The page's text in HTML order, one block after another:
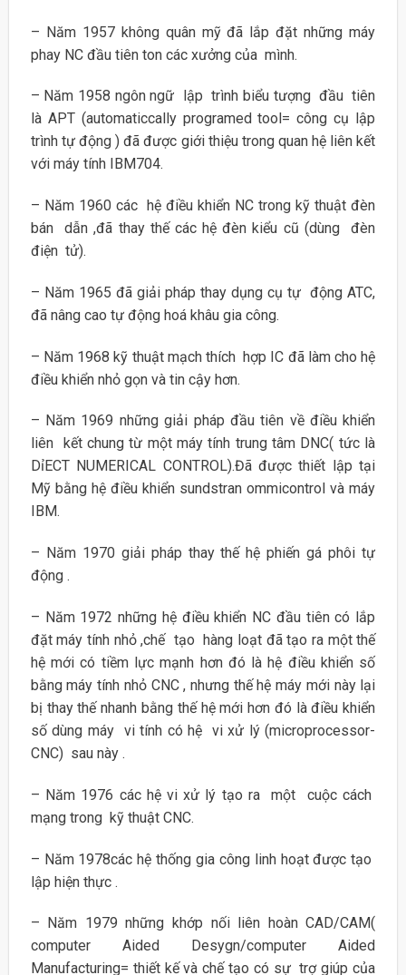
– Năm 1957 không quân mỹ đã lắp đặt những máy
phay NC đầu tiên ton các xưởng của mình.
– Năm 1958 ngôn ngữ lập trình biểu tượng đầu tiên
là APT (automaticcally programed tool= công cụ lập
trình tự động ) đã được giới thiệu trong quan hệ liên kết
với máy tính IBM704.
– Năm 1960 các hệ điều khiển NC trong kỹ thuật đèn
bán dẫn ,đã thay thế các hệ đèn kiểu cũ (dùng đèn
điện tử).
– Năm 1965 đã giải pháp thay dụng cụ tự động ATC,
đã nâng cao tự động hoá khâu gia công.
– Năm 1968 kỹ thuật mạch thích hợp IC đã làm cho hệ
điều khiển nhỏ gọn và tin cậy hơn.
– Năm 1969 những giải pháp đầu tiên về điều khiển
liên kết chung từ một máy tính trung tâm DNC( tức là
DỉECT NUMERICAL CONTROL).Đã được thiết lập tại
Mỹ bằng hệ điều khiển sundstran ommicontrol và máy
IBM.
– Năm 1970 giải pháp thay thế hệ phiến gá phôi tự
động .
– Năm 1972 những hệ điều khiển NC đầu tiên có lắp
đặt máy tính nhỏ ,chế tạo hàng loạt đã tạo ra một thế
hệ mới có tiềm lực mạnh hơn đó là hệ điều khiển số
bằng máy tính nhỏ CNC , nhưng thế hệ máy mới này lại
bị thay thế nhanh bằng thế hệ mới hơn đó là điều khiển
số dùng máy vi tính có hệ vi xử lý (microprocessor-
CNC) sau này .
– Năm 1976 các hệ vi xử lý tạo ra một cuộc cách
mạng trong kỹ thuật CNC.
– Năm 1978các hệ thống gia công linh hoạt được tạo
lập hiện thực .
– Năm 1979 những khớp nối liên hoàn CAD/CAM(
computer Aided Desygn/computer Aided
Manufacturing= thiết kế và chế tạo có sự trợ giúp của